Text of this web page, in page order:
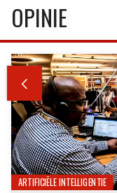
OPINIE

ARTIFICIËLE INTELLIGENTIE